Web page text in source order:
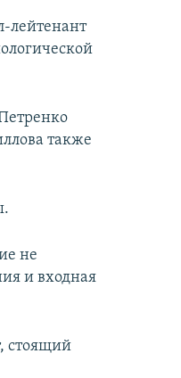
лейтенант
также
не
и входная
стоящий